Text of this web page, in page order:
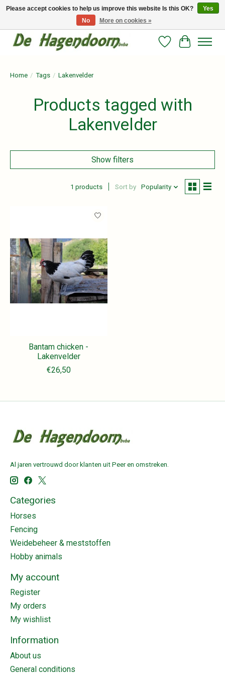
Persoonlijk advies en betrouwbare voeding voor jouw paard!
WishlistCart
Home / Tags / Lakenvelder
Products tagged with
Lakenvelder
Show filters
1 products Sort by Popularity
Bantam chicken -
Lakenvelder
€26,50
Al jaren vertrouwd door klanten uit Peer en omstreken.
Categories
Horses
Fencing
Weidebeheer & meststoffen
Hobby animals
My account
Register
My orders
My wishlist
Information
About us
General conditions
Please accept cookies to help us improve this website Is this OK?
Yes
No
More on cookies »